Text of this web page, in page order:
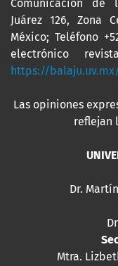
Comunicación de
Juárez 126, Zona
México; Teléfono
electrónico
https://
Las opiniones
reflejan
Dr.
Mtra.